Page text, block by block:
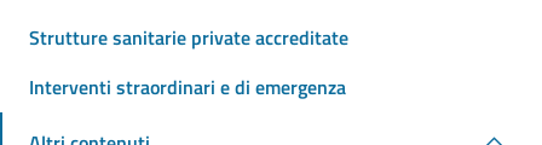
Strutture sanitarie private accreditate
Interventi straordinari e di emergenza